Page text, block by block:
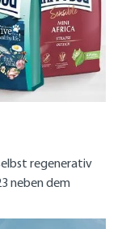
regenerativ
neben dem